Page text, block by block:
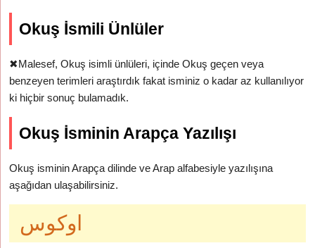
Okuş İsmili Ünlüler
✖Malesef, Okuş isimli ünlüleri, içinde Okuş geçen veya
benzeyen terimleri araştırdık fakat isminiz o kadar az kullanılıyor
ki hiçbir sonuç bulamadık.
Okuş İsminin Arapça Yazılışı
Okuş isminin Arapça dilinde ve Arap alfabesiyle yazılışına
aşağıdan ulaşabilirsiniz.
اوكوس